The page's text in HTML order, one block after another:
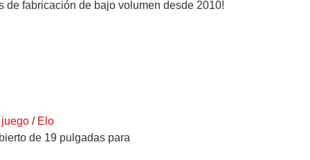
de fabricación de bajo volumen desde 2010!
/ Elo
de 19 pulgadas para